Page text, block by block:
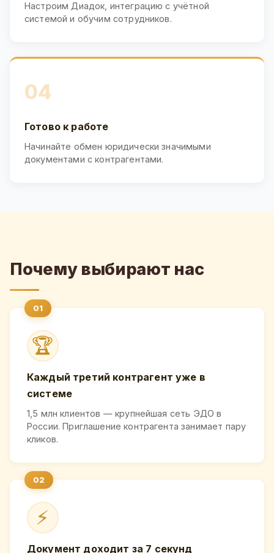
Настроим Диадок, интеграцию с учётной
системой и обучим сотрудников.
04
Готово к работе
Начинайте обмен юридически значимыми
документами с контрагентами.
Почему выбирают нас
🏆
Каждый третий контрагент уже в
системе
1,5 млн клиентов — крупнейшая сеть ЭДО в
России. Приглашение контрагента занимает пару
кликов.
⚡
Документ доходит за 7 секунд